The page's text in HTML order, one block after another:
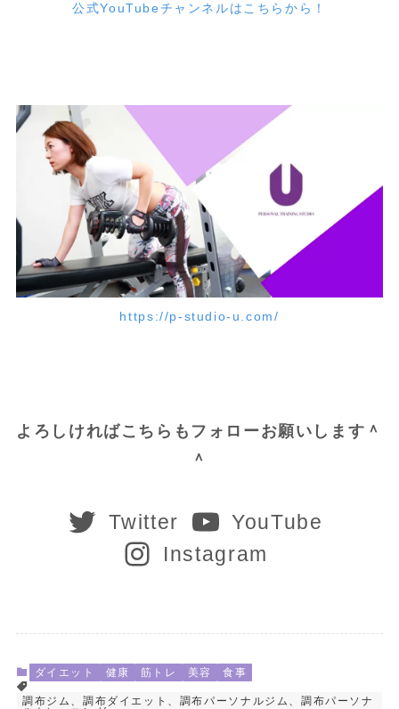
公式YouTubeチャンネルはこちらから！
https://p-studio-u.com/
よろしければこちらもフォローお願いします＾
＾
Twitter
YouTube
Instagram
ダイエット 健康 筋トレ 美容 食事
調布ジム、調布ダイエット、調布パーソナルジム、調布パーソナ